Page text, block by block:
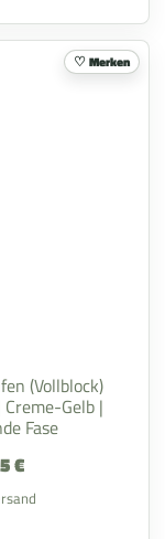
(Vollblock)
Gelb |
Fase
€
Merken